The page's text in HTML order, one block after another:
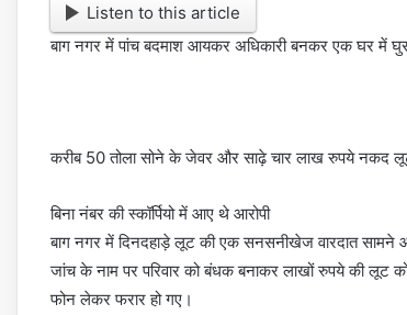
Listen to this article
बाग नगर में पांच बदमाश आयकर अधिकारी बनकर एक घर में
करीब 50 तोला सोने के जेवर और साढ़े चार लाख रुपये नकद
बिना नंबर की स्कॉर्पियो में आए थे आरोपी
बाग नगर में दिनदहाड़े लूट की एक सनसनीखेज वारदात
जांच के नाम पर परिवार को बंधक बनाकर लाखों रुपये की लूट
फोन लेकर फरार हो गए।